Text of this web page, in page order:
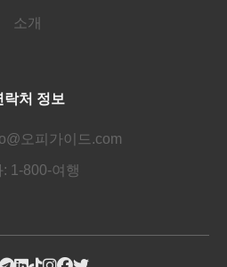
소개
락처 정보
오피가이드.com
: 1-800-여행